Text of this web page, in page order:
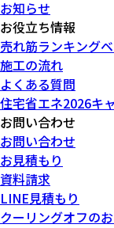
お知らせ
お役立ち情報
売れ筋ランキング
施工の流れ
よくある質問
住宅省エネ2026キ
お問い合わせ
お問い合わせ
お見積もり
資料請求
LINE見積もり
クーリングオフの